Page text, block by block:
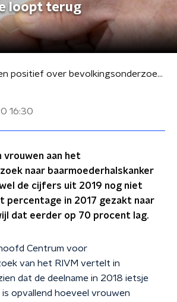
loopt terug
Vrouwen positief over bevolkingsonderzoek naar baarmoederhalskanker, maar deelname loopt terug
16:30
vrouwen aan het
naar baarmoederhalskanker
de cijfers uit 2019 nog niet
percentage in 2017 gezakt naar
dat eerder op 70 procent lag.
Centrum voor
van het RIVM vertelt in
dat de deelname in 2018 ietsje
is opvallend hoeveel vrouwen